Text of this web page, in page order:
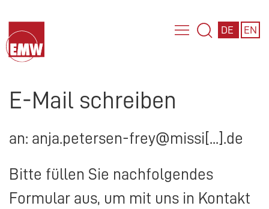
DE EN
E-Mail schreiben
an: anja.petersen-frey@missi[...].de
Bitte füllen Sie nachfolgendes
Formular aus, um mit uns in Kontakt